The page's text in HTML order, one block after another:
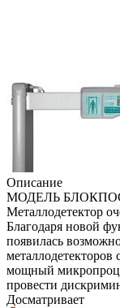
Описание
МОДЕЛЬ
Металлодетектор
Благодаря новой
появилась
мощный
провести
Досматривает